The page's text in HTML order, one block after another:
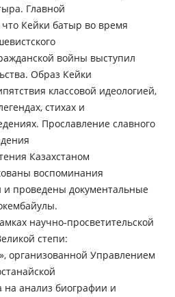
Главной
Кейки батыр во время
войны выступил
Образ Кейки
классовой идеологией,
стихах и
Прославление славного
Казахстаном
воспоминания
и проведены документальные
научно-просветительской
степи:
организованной Управлением
анализ биографии и